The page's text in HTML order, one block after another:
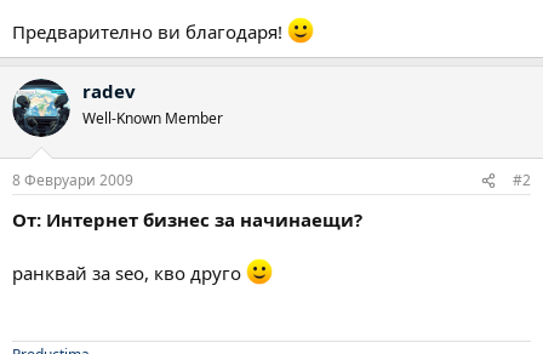
Предварително ви благодаря!
radev
Well-Known Member
8 Февруари 2009 #2
От: Интернет бизнес за начинаещи?
ранквай за seo, кво друго